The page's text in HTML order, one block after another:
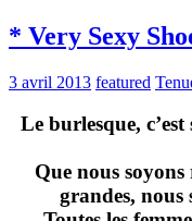
* Very Sexy
3 avril 2013 featured
Le burlesque,
Que nous
grandes, nous